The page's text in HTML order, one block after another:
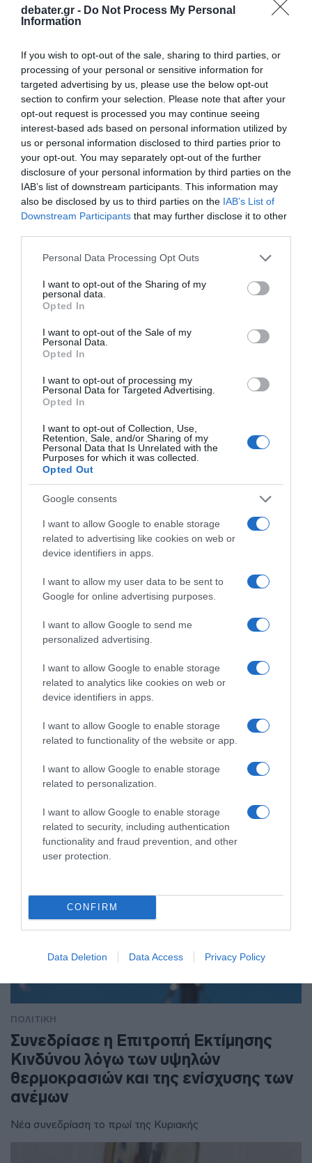
debater.gr - Do Not Process My Personal
Information
If you wish to opt-out of the sale, sharing to third parties, or
processing of your personal or sensitive information for
targeted advertising by us, please use the below opt-out
section to confirm your selection. Please note that after your
opt-out request is processed you may continue seeing
interest-based ads based on personal information utilized by
us or personal information disclosed to third parties prior to
your opt-out. You may separately opt-out of the further
disclosure of your personal information by third parties on the
IAB’s list of downstream participants. This information may
also be disclosed by us to third parties on the IAB’s List of
Downstream Participants that may further disclose it to other
Please note that this website/app uses one or more Google
not limited to your visit or usage behaviour. You may click to
grant or deny consent to Google and its third-party tags to
use your data for below specified purposes in below Google
consent section.
Personal Data Processing Opt Outs
I want to opt-out of the Sharing of my
personal data.
Opted In
I want to opt-out of the Sale of my
Personal Data.
Opted In
I want to opt-out of processing my
Personal Data for Targeted Advertising.
Opted In
I want to opt-out of Collection, Use,
Retention, Sale, and/or Sharing of my
Personal Data that Is Unrelated with the
Purposes for which it was collected.
Opted Out
Google consents
I want to allow Google to enable storage
related to advertising like cookies on web or
device identifiers in apps.
I want to allow my user data to be sent to
Google for online advertising purposes.
I want to allow Google to send me
personalized advertising.
I want to allow Google to enable storage
related to analytics like cookies on web or
device identifiers in apps.
I want to allow Google to enable storage
related to functionality of the website or app.
I want to allow Google to enable storage
related to personalization.
I want to allow Google to enable storage
related to security, including authentication
functionality and fraud prevention, and other
user protection.
CONFIRM
Data Deletion Data Access Privacy Policy
ΠΟΛΙΤΙΚΗ
ΠΟΛΙΤΙΚΗ
ΠΑΣΟΚ: “Τα επιχειρήματα και οι
μέχρι τα επόμενα που αναιρούν τα
προηγούμενα”
"Συνεχίζει στο ίδιο αλαζονικό ύφος και με τους ίδιους
εξυπνακισμούς"
ΠΟΛΙΤΙΚΗ
Τσίπρας: Στις 2 Σεπτεμβρίου η
προγράμματος της ΕΛ.Α.Σ. στη
"Για την Δίκαιη Ανάπτυξη, την παραγωγική ανασυγκρότηση,
την επανίδρυση του κοινωνικού κράτους"
ΠΟΛΙΤΙΚΗ
Συνεδρίασε η Επιτροπή Εκτίμησης
Κινδύνου λόγω των υψηλών
θερμοκρασιών και της ενίσχυσης των
ανέμων
Νέα συνεδρίαση το πρωί της Κυριακής